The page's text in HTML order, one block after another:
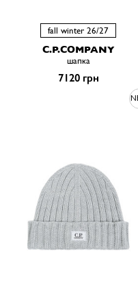
fall winter 26/27
C.P.COMPANY
шапка
7120 грн